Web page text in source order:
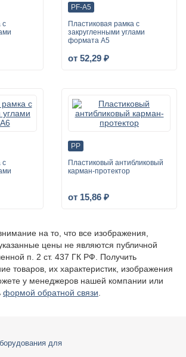
с
PF-A5
Пластиковая рамка с
закругленными углами
формата А5
от 52,29 ₽
с
PP
Пластиковый антибликовый
карман-протектор
от 15,86 ₽
на то, что все изображения,
цены не являются публичной
п. 2 ст. 437 ГК РФ. Получить
товаров, их характеристик, изображения
у менеджеров нашей компании или
формой обратной связи
для